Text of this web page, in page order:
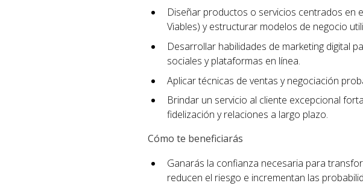
Diseñar productos o servicios centrados en
Viables) y estructurar modelos de negocio
Desarrollar habilidades de marketing digital
sociales y plataformas en línea.
Aplicar técnicas de ventas y negociación
Brindar un servicio al cliente excepcional
fidelización y relaciones a largo plazo.
Cómo te beneficiarás
Ganarás la confianza necesaria para
reducen el riesgo e incrementan las